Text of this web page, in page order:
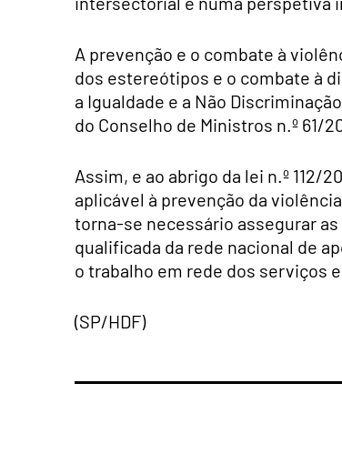
A prevenção e o combate à
dos estereótipos e o combate à
a Igualdade e a Não
do Conselho de Ministros n.º 61/
Assim, e ao abrigo da lei n.º 112/
aplicável à prevenção da
torna-se necessário assegurar
qualificada da rede nacional de
o trabalho em rede dos serviços
(SP/HDF)